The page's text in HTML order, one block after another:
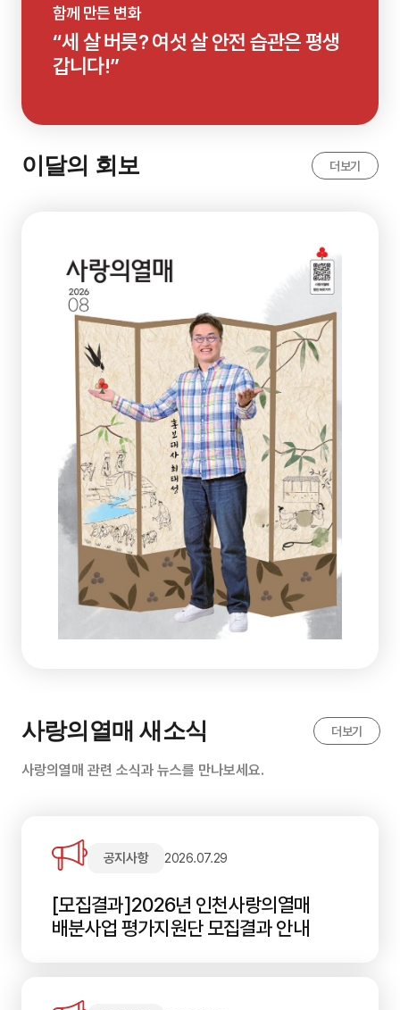
함께 만든 변화
“세 살 버릇? 여섯 살 안전 습관은 평생
갑니다!”
이달의 회보 더보기
사랑의열매 새소식
사랑의열매 관련 소식과 뉴스를 만나보세요.
공지사항 2026.07.29
[모집결과]2026년 인천사랑의열매
배분사업 평가지원단 모집결과 안내
더보기